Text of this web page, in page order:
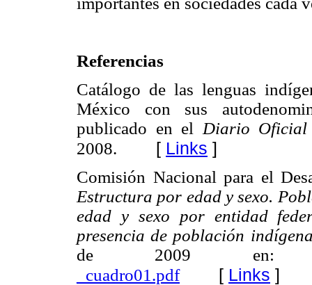
Referencias
Catálogo de las lenguas
México con sus
publicado en el Diario
2008. [ Links ]
Comisión Nacional para el
Estructura por edad y sexo.
edad y sexo por entidad
presencia de población
de 2009
_cuadro01.pdf[ Links ]